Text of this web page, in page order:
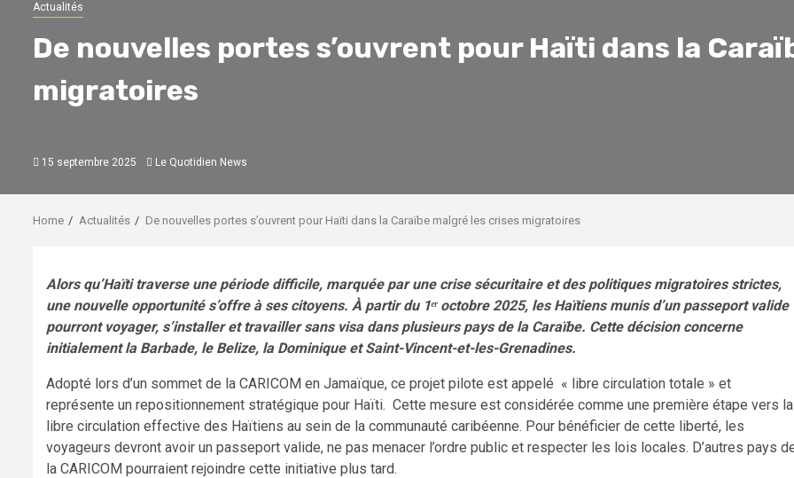
Actualités
De nouvelles portes s’ouvrent pour Haïti dans la
migratoires
15 septembre 2025 Le Quotidien News
Home Actualités De nouvelles portes s’ouvrent pour Haïti dans la Caraïbe malgré les crises migratoires
Alors qu’Haïti traverse une période difficile, marquée par une crise sécuritaire et des politiques migratoires strictes,
une nouvelle opportunité s’offre à ses citoyens. À partir du 1ᵉʳoctobre 2025, les Haïtiens munis d’un passeport valide
pourront voyager, s’installer et travailler sans visa dans plusieurs pays de la Caraïbe. Cette décision concerne
initialement la Barbade, le Belize, la Dominique et Saint-Vincent-et-les-Grenadines.
Adopté lors d’un sommet de la CARICOM en Jamaïque, ce projet pilote est appelé « libre circulation totale » et
représente un repositionnement stratégique pour Haïti. Cette mesure est considérée comme une première étape vers la
libre circulation effective des Haïtiens au sein de la communauté caribéenne. Pour bénéficier de cette liberté, les
voyageurs devront avoir un passeport valide, ne pas menacer l’ordre public et respecter les lois locales. D’autres pays
la CARICOM pourraient rejoindre cette initiative plus tard.